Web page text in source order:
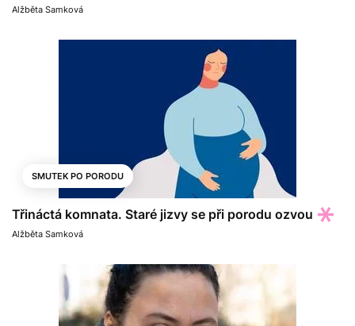
Alžběta Samková
SMUTEK PO PORODU
Třináctá komnata. Staré jizvy se při porodu ozvou
Alžběta Samková